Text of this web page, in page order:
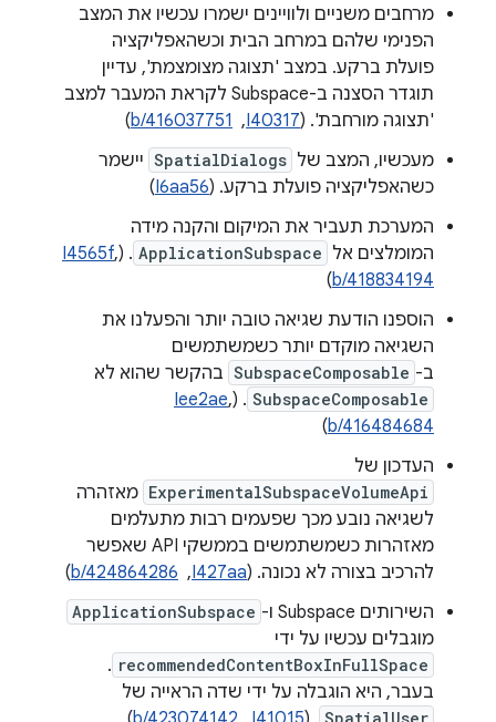
מרחבים משניים ולוויינים ישמרו עכשיו את המצב
הפנימי שלהם במרחב הבית וכשהאפליקציה
פועלת ברקע. במצב 'תצוגה מצומצמת', עדיין
תוגדר הסצנה ב-Subspace לקראת המעבר למצב
'תצוגה מורחבת'. ‫( I40317
, ‏
b/416037751
)
מעכשיו, המצב של SpatialDialogs יישמר
כשהאפליקציה פועלת ברקע. (I6aa56
)
המערכת תעביר את המיקום והקנה מידה
המומלצים אל ApplicationSubspace
. (
I4565f,
b/418834194
)
הוספנו הודעת שגיאה טובה יותר והפעלנו את
השגיאה מוקדם יותר כשמשתמשים
ב- SubspaceComposable בהקשר שהוא לא
SubspaceComposable
. (
Iee2ae,
b/416484684
)
העדכון של
ExperimentalSubspaceVolumeApi מאזהרה
לשגיאה נובע מכך שפעמים רבות מתעלמים
מאזהרות כשמשתמשים בממשקי API שאפשר
להרכיב בצורה לא נכונה. (I427aa
, ‏
b/424864286
)
השירותים Subspace ו-
ApplicationSubspace
מוגבלים עכשיו על ידי
recommendedContentBoxInFullSpace
.
בעבר, היא הוגבלה על ידי שדה הראייה של